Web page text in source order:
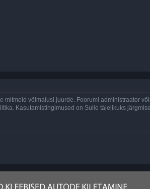
võimalusi juurde. Foorumi administraator
Kasutamistingimused on Sulle täielikuks